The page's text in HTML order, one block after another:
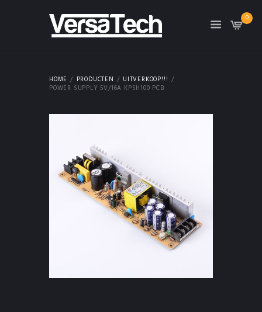
0
HOME PRODUCTEN
UITVERKOOP!!!
POWER SUPPLY 5V/16A KPSH100 PCB